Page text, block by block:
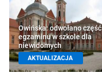
Owińska: odwołano część
egzaminu w szkole dla
niewidomych
AKTUALIZACJA